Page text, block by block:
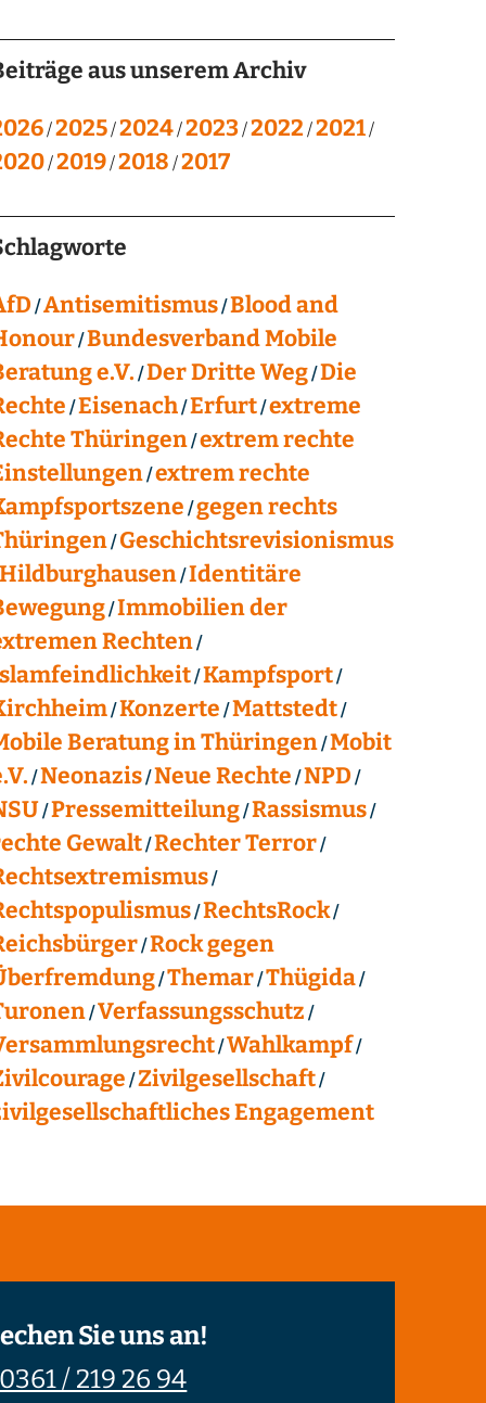
aus unserem Archiv
2025 2024 2023 2022 2021
2019 2018 2017
Antisemitismus Blood and
Bundesverband Mobile
e.V. Der Dritte Weg Die
Eisenach Erfurt extreme
Thüringen extrem rechte
extrem rechte
gegen rechts
Geschichtsrevisionismus
Identitäre
Immobilien der
Rechten
Kampfsport
Konzerte Mattstedt
Beratung in Thüringen Mobit
Neonazis Neue Rechte NPD
Pressemitteilung Rassismus
Gewalt Rechter Terror
RechtsRock
Rock gegen
Themar Thügida
Verfassungsschutz
Wahlkampf
Zivilgesellschaft
Engagement
Sie uns an!
0361 / 219 26 94